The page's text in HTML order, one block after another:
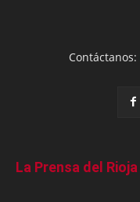
Contáctanos:
La Prensa del Rioja